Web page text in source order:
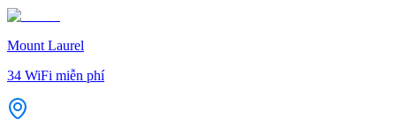
Mount Laurel
34 WiFi miễn phí